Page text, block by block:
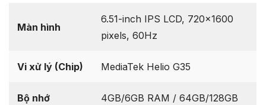
Màn hình
6.51-inch IPS LCD, 720×1600
pixels, 60Hz
Vi xử lý (Chip) MediaTek Helio G35
Bộ nhớ
4GB/6GB RAM / 64GB/128GB